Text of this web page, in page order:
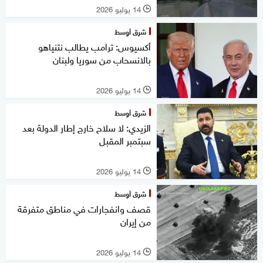
l 14 يوليو 2026
شرق أوسط
أكسيوس: ترامب يطالب نتنياهو
بالانسحاب من سوريا ولبنان
l 14 يوليو 2026
شرق أوسط
الزيدي: لا سلاح خارج إطار الدولة بعد
سبتمبر المقبل
l 14 يوليو 2026
شرق أوسط
قصف وانفجارات في مناطق متفرقة
من إيران
l 14 يوليو 2026